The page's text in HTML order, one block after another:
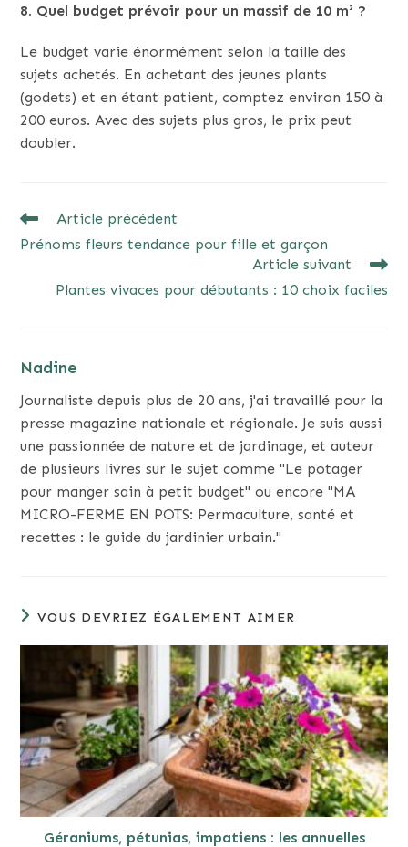
8. Quel budget prévoir pour un massif de 10 m² ?
Le budget varie énormément selon la taille des
sujets achetés. En achetant des jeunes plants
(godets) et en étant patient, comptez environ 150 à
200 euros. Avec des sujets plus gros, le prix peut
doubler.
READ
ARTICLES
Article précédent
Prénoms fleurs tendance pour fille et garçon
Article suivant
Plantes vivaces pour débutants : 10 choix faciles
Nadine
Journaliste depuis plus de 20 ans, j'ai travaillé pour la
presse magazine nationale et régionale. Je suis aussi
une passionnée de nature et de jardinage, et auteur
de plusieurs livres sur le sujet comme "Le potager
pour manger sain à petit budget" ou encore "MA
MICRO-FERME EN POTS: Permaculture, santé et
recettes : le guide du jardinier urbain."
VOUS DEVRIEZ ÉGALEMENT AIMER
Géraniums, pétunias, impatiens : les annuelles